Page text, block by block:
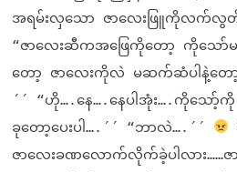
အရမ်းလှသော ဇာလေးဖြူကိုလက်လွတ်မ
“ဇာလေးဆီကအဖြေကိုတော့ ကိုသော်မမ
တော့ ဇာလေးကိုလဲ မဆက်ဆံပါနဲ့တေ
´´ “ဟို….နေ….နေပါအုံး….ကိုသော့်
ခုတော့ပေးပါ….´´ “ဘာလဲ….´´
ဇာလေးခဏလောက်လိုက်ခဲ့ပါလား……